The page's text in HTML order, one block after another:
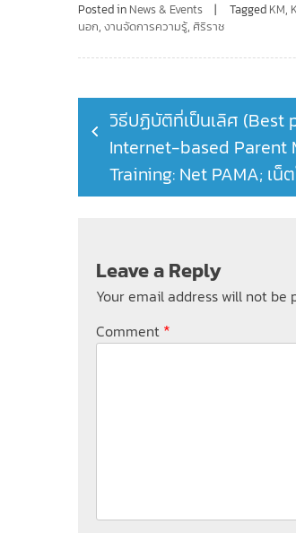
Posted in News & Events Tagged KM,
นอก, งานจัดการความรู้, ศิริราช
Post
navigation
วิธีปฏิบัติที่เป็นเลิศ (Best
Internet-based Parent
Training: Net PAMA; เน็
Leave a Reply
Your email address will not be
Comment *